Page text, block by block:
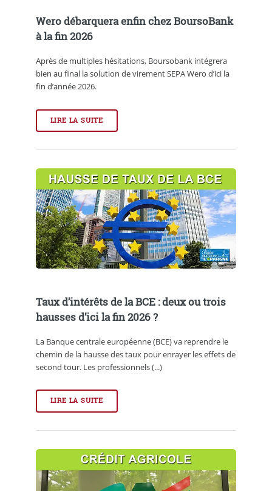
Wero débarquera enfin chez BoursoBank
à la fin 2026
Après de multiples hésitations, Boursobank intégrera
bien au final la solution de virement SEPA Wero d’ici la
fin d’année 2026.
LIRE LA SUITE
Taux d’intérêts de la BCE : deux ou trois
hausses d’ici la fin 2026 ?
La Banque centrale européenne (BCE) va reprendre le
chemin de la hausse des taux pour enrayer les effets de
second tour. Les professionnels (...)
LIRE LA SUITE